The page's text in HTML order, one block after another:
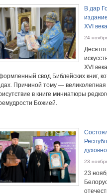
В дар
XVI
24
XVI
свод Библейских книг,
Причиной тому —
в книге миниатюры
Божией.
23
23